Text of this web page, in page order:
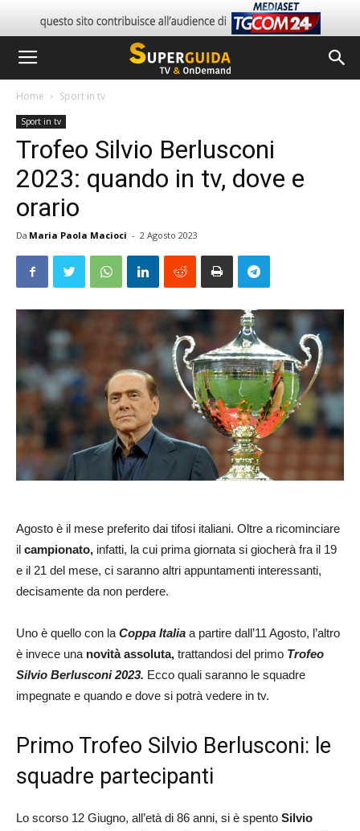
Home Sport in tv
Sport in tv
Trofeo Silvio Berlusconi
2023: quando in tv, dove e
orario
Da Maria Paola Macioci - 2 Agosto 2023
Agosto è il mese preferito dai tifosi italiani. Oltre a ricominciare
il campionato, infatti, la cui prima giornata si giocherà fra il 19
e il 21 del mese, ci saranno altri appuntamenti interessanti,
decisamente da non perdere.
Uno è quello con la Coppa Italia a partire dall’11 Agosto, l’altro
è invece una novità assoluta, trattandosi del primo Trofeo
Silvio Berlusconi 2023. Ecco quali saranno le squadre
impegnate e quando e dove si potrà vedere in tv.
Primo Trofeo Silvio Berlusconi: le
squadre partecipanti
Lo scorso 12 Giugno, all’età di 86 anni, si è spento Silvio